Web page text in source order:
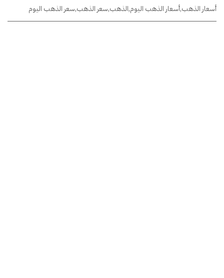
أسعار الذهب,أسعار الذهب اليوم,الذهب,سعر الذهب,سعر الذهب اليوم